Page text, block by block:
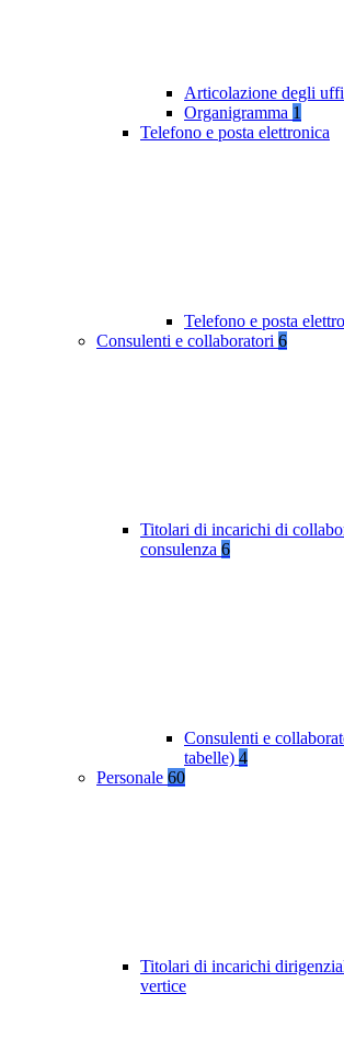
Articolazione degli
Organigramma 1
Telefono e posta elettronica
Telefono e posta
Consulenti e collaboratori 6
Titolari di incarichi di
consulenza 6
Consulenti e
tabelle) 4
Personale 60
Titolari di incarichi
vertice